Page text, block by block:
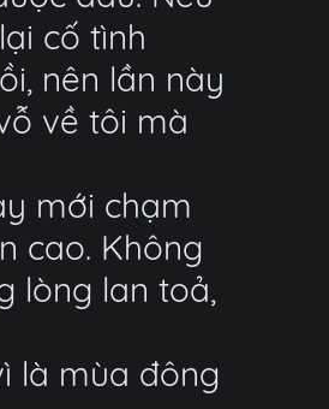
cố tình
nên lần này
về tôi mà
mới chạm
cao. Không
lòng lan toả,
là mùa đông